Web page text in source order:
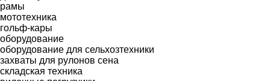
рамы
мототехника
гольф-кары
оборудование
оборудование для сельхозтехники
захваты для рулонов сена
складская техника